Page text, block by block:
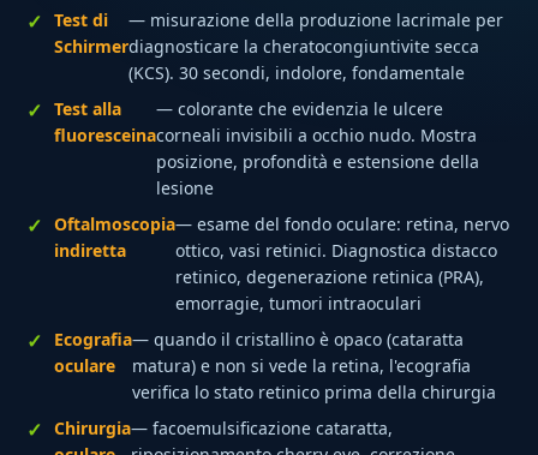
Test di
Schirmer
— misurazione della produzione lacrimale per
diagnosticare la cheratocongiuntivite secca
(KCS). 30 secondi, indolore, fondamentale
Test alla
fluoresceina
— colorante che evidenzia le ulcere
corneali invisibili a occhio nudo. Mostra
posizione, profondità e estensione della
lesione
Oftalmoscopia
indiretta
— esame del fondo oculare: retina, nervo
ottico, vasi retinici. Diagnostica distacco
retinico, degenerazione retinica (PRA),
emorragie, tumori intraoculari
Ecografia
oculare
— quando il cristallino è opaco (cataratta
matura) e non si vede la retina, l'ecografia
verifica lo stato retinico prima della chirurgia
Chirurgia— facoemulsificazione cataratta,